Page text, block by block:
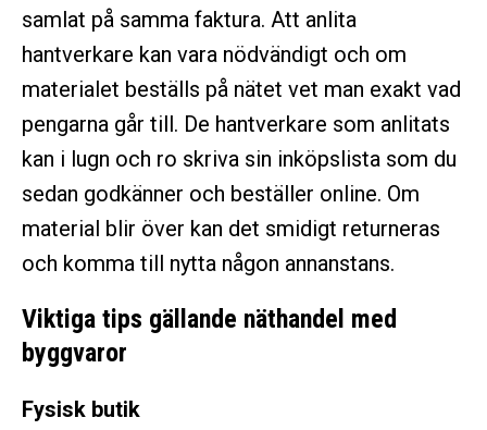
samlat på samma faktura. Att anlita
hantverkare kan vara nödvändigt och om
materialet beställs på nätet vet man exakt vad
pengarna går till. De hantverkare som anlitats
kan i lugn och ro skriva sin inköpslista som du
sedan godkänner och beställer online. Om
material blir över kan det smidigt returneras
och komma till nytta någon annanstans.
Viktiga tips gällande näthandel med
byggvaror
Fysisk butik